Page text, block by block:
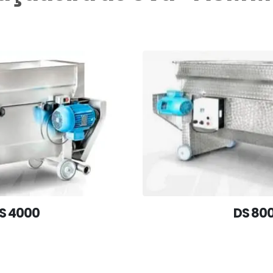
4000 DS